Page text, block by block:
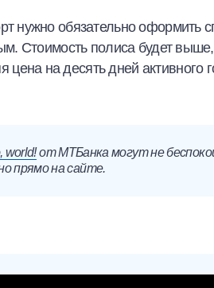
нужно обязательно оформить
Стоимость полиса будет
на десять дней активного
world!от МТБанка могут не
прямо на сайте.